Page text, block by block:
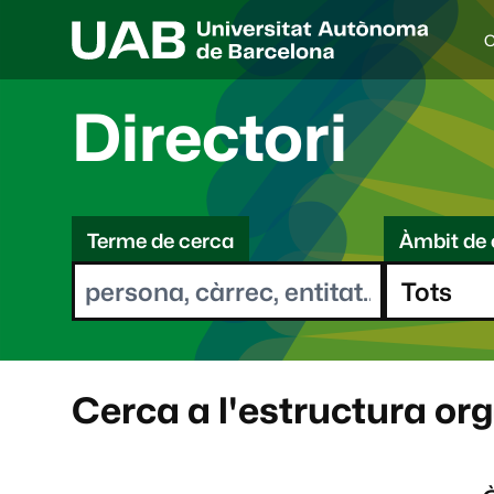
I
d
i
a
e
l
e
o
t
Directori
C
eTerme de cerca Àmbit de
Cerca a l'estructura